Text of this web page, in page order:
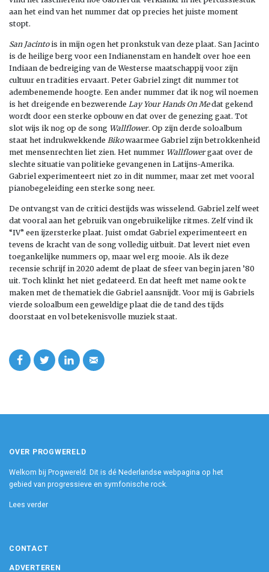
aan het eind van het nummer dat op precies het juiste moment
stopt.
San Jacintois in mijn ogen het pronkstuk van deze plaat. San Jacinto
is de heilige berg voor een Indianenstam en handelt over hoe een
Indiaan de bedreiging van de Westerse maatschappij voor zijn
cultuur en tradities ervaart. Peter Gabriel zingt dit nummer tot
adembenemende hoogte. Een ander nummer dat ik nog wil noemen
is het dreigende en bezwerende Lay Your Hands On Medat gekend
wordt door een sterke opbouw en dat over de genezing gaat. Tot
slot wijs ik nog op de song Wallflower. Op zijn derde soloalbum
staat het indrukwekkende Bikowaarmee Gabriel zijn betrokkenheid
met mensenrechten liet zien. Het nummer Wallflowergaat over de
slechte situatie van politieke gevangenen in Latijns-Amerika.
Gabriel experimenteert niet zo in dit nummer, maar zet met vooral
pianobegeleiding een sterke song neer.
De ontvangst van de critici destijds was wisselend. Gabriel zelf weet
dat vooral aan het gebruik van ongebruikelijke ritmes. Zelf vind ik
“IV” een ijzersterke plaat. Juist omdat Gabriel experimenteert en
tevens de kracht van de song volledig uitbuit. Dat levert niet even
toegankelijke nummers op, maar wel erg mooie. Als ik deze
recensie schrijf in 2020 ademt de plaat de sfeer van begin jaren ’80
uit. Toch klinkt het niet gedateerd. En dat heeft met name ook te
maken met de thematiek die Gabriel aansnijdt. Voor mij is Gabriels
vierde soloalbum een geweldige plaat die de tand des tijds
doorstaat en vol betekenisvolle muziek staat.
OVER PROGWERELD
Welkom bij Progwereld. Dit is dé Nederlandse webpagina op het
gebied van progressieve en symfonische rock.
Lees verder
CONTACT
ADVERTEREN